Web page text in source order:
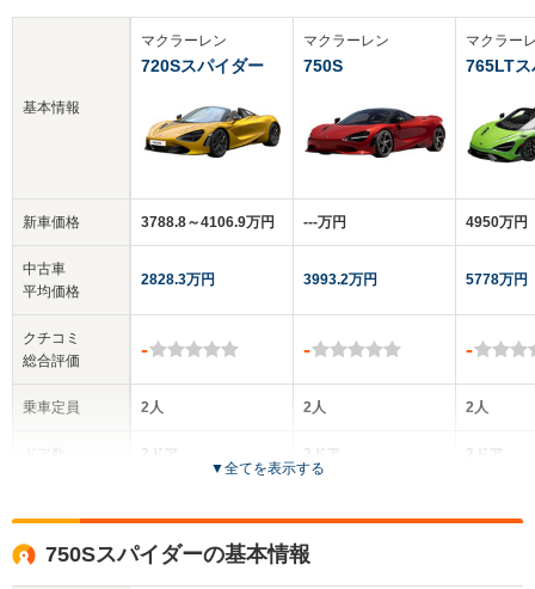
基本情報
新車価格
中古車
平均価格
クチコミ
総合評価
乗車定員
マクラーレン
720Sスパイダー
3788.8～4106.9万円
2828.3万円
-
2人
2ドア
全高
マクラーレン
750S
‐‐‐万円
3993.2万円
-
2人
2ドア
全高
マクラー
765LTス
4950万円
5778万円
-
2人
2ドア
全
▼全てを表示する
750Sスパイダーの基本情報